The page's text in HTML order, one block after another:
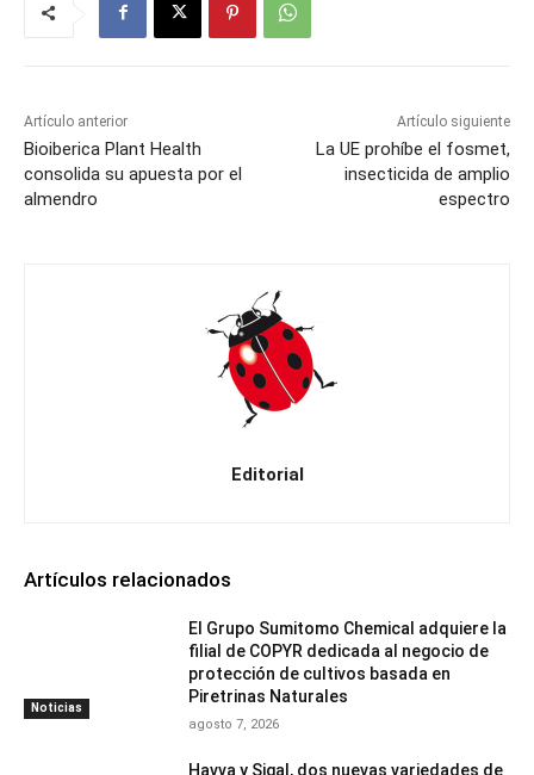
Artículo anterior
Bioiberica Plant Health
consolida su apuesta por el
almendro
Artículo siguiente
La UE prohíbe el fosmet,
insecticida de amplio
espectro
Editorial
Artículos relacionados
Noticias
El Grupo Sumitomo Chemical adquiere la
filial de COPYR dedicada al negocio de
protección de cultivos basada en
Piretrinas Naturales
agosto 7, 2026
Havva y Sigal, dos nuevas variedades de